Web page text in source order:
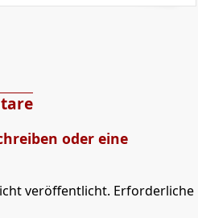
oder eine
veröffentlicht. Erforderliche